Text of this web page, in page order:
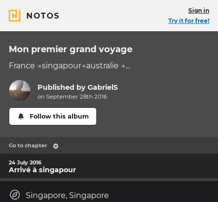
NOTOS
Sign in
Try it for free!
Mon premier grand voyage
France →singapour→australie →...
Published byGabrielS
on September 28th 2016
Follow this album
Go to chapter
24 July 2016
Arrivé à singapour
Singapore, Singapore